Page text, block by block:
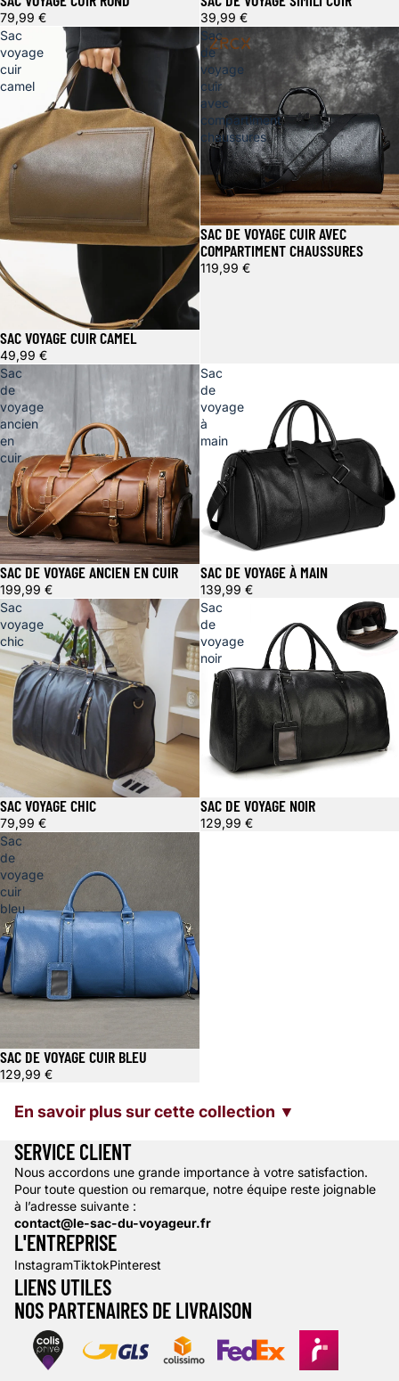
79,99 €
39,99 €
Sac
voyage
cuir
camel
SAC VOYAGE CUIR CAMEL
49,99 €
Sac
de
voyage
cuir
avec
compartiment
chaussures
SAC DE VOYAGE CUIR AVEC
COMPARTIMENT CHAUSSURES
119,99 €
Sac
de
voyage
ancien
en
cuir
SAC DE VOYAGE ANCIEN EN CUIR
199,99 €
Sac
de
voyage
à
main
SAC DE VOYAGE À MAIN
139,99 €
Sac
voyage
chic
SAC VOYAGE CHIC
79,99 €
Sac
de
voyage
noir
SAC DE VOYAGE NOIR
129,99 €
Sac
de
voyage
cuir
bleu
SAC DE VOYAGE CUIR BLEU
129,99 €
En savoir plus sur cette collection ▼
SERVICE CLIENT
Nous accordons une grande importance à votre satisfaction.
Pour toute question ou remarque, notre équipe reste joignable
à l’adresse suivante :
contact@le-sac-du-voyageur.fr
L'ENTREPRISE
InstagramTiktokPinterest
LIENS UTILES
NOS PARTENAIRES DE LIVRAISON